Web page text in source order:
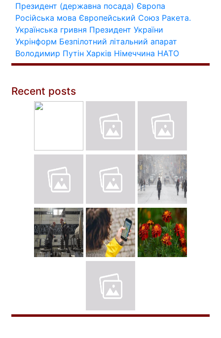
Президент (державна посада) Європа
Російська мова Європейський Союз Ракета.
Українська гривня Президент України
Укрінформ Безпілотний літальний апарат
Володимир Путін Харків Німеччина НАТО
Recent posts